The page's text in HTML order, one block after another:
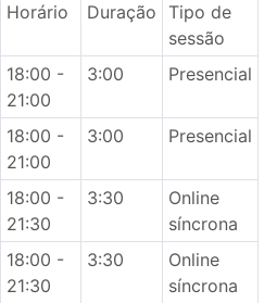
Horário Duração Tipo de
sessão
18:00 -
21:00
3:00 Presencial
18:00 -
21:00
3:00 Presencial
18:00 -
21:30
3:30
Online
síncrona
18:00 -
21:30
3:30
Online
síncrona